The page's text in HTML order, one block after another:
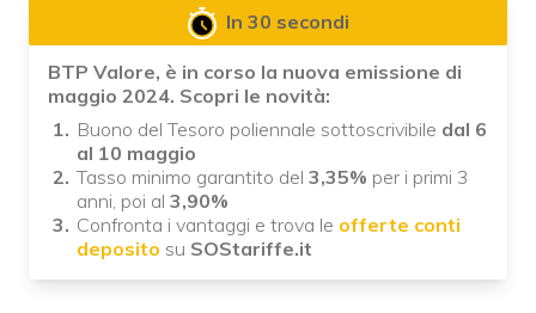
In 30 secondi
BTP Valore, è in corso la nuova emissione di
maggio 2024. Scopri le novità:
Buono del Tesoro poliennale sottoscrivibile dal 6
al 10 maggio
Tasso minimo garantito del 3,35% per i primi 3
anni, poi al 3,90%
Confronta i vantaggi e trova le offerte conti
deposito su SOStariffe.it